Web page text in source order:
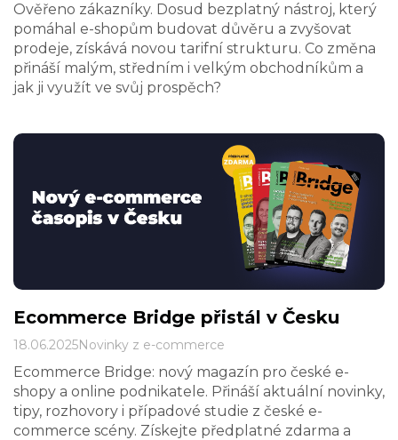
Ověřeno zákazníky. Dosud bezplatný nástroj, který
pomáhal e-shopům budovat důvěru a zvyšovat
prodeje, získává novou tarifní strukturu. Co změna
přináší malým, středním i velkým obchodníkům a
jak ji využít ve svůj prospěch?
Ecommerce Bridge přistál v Česku
18.06.2025Novinky z e-commerce
Ecommerce Bridge: nový magazín pro české e-
shopy a online podnikatele. Přináší aktuální novinky,
tipy, rozhovory i případové studie z české e-
commerce scény. Získejte předplatné zdarma a